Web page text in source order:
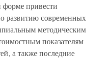
привести
развитию современных
методическим
показателям
а также последние